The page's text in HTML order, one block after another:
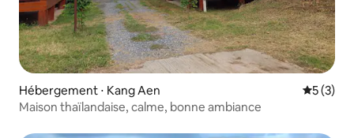
Hébergement ⋅ Kang Aen
5 (3)
Maison thaïlandaise, calme, bonne ambiance